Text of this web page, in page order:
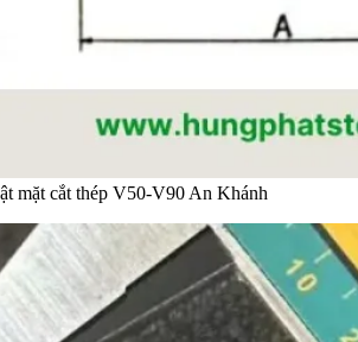
mặt cắt thép V50-V90 An Khánh